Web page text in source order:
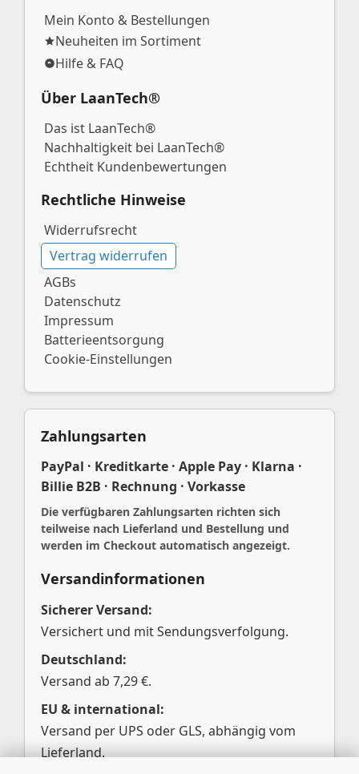
Mein Konto & Bestellungen
Neuheiten im Sortiment
Hilfe & FAQ
Über LaanTech®
Das ist LaanTech®
Nachhaltigkeit bei LaanTech®
Echtheit Kundenbewertungen
Rechtliche Hinweise
Widerrufsrecht
Vertrag widerrufen
AGBs
Datenschutz
Impressum
Batterieentsorgung
Cookie-Einstellungen
Zahlungsarten
PayPal · Kreditkarte · Apple Pay · Klarna ·
Billie B2B · Rechnung · Vorkasse
Die verfügbaren Zahlungsarten richten sich
teilweise nach Lieferland und Bestellung und
werden im Checkout automatisch angezeigt.
Versandinformationen
Sicherer Versand:
Versichert und mit Sendungsverfolgung.
Deutschland:
Versand ab 7,29 €.
EU & international:
Versand per UPS oder GLS, abhängig vom
Lieferland.